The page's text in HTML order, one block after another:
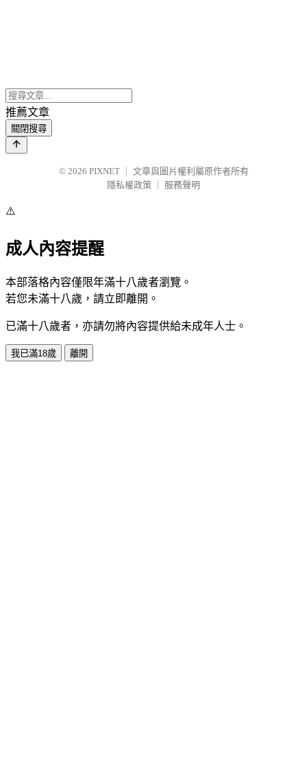
推薦文章
關閉搜尋
© 2026 PIXNET
文章與圖片權利屬原作者所有
隱私權政策
服務聲明
⚠️
成人內容提醒
本部落格內容僅限年滿十八歲者瀏覽。
若您未滿十八歲，請立即離開。
已滿十八歲者，亦請勿將內容提供給未成年人士。
我已滿18歲 離開